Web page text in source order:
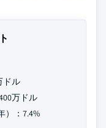
ドル
万ドル
）：7.4%